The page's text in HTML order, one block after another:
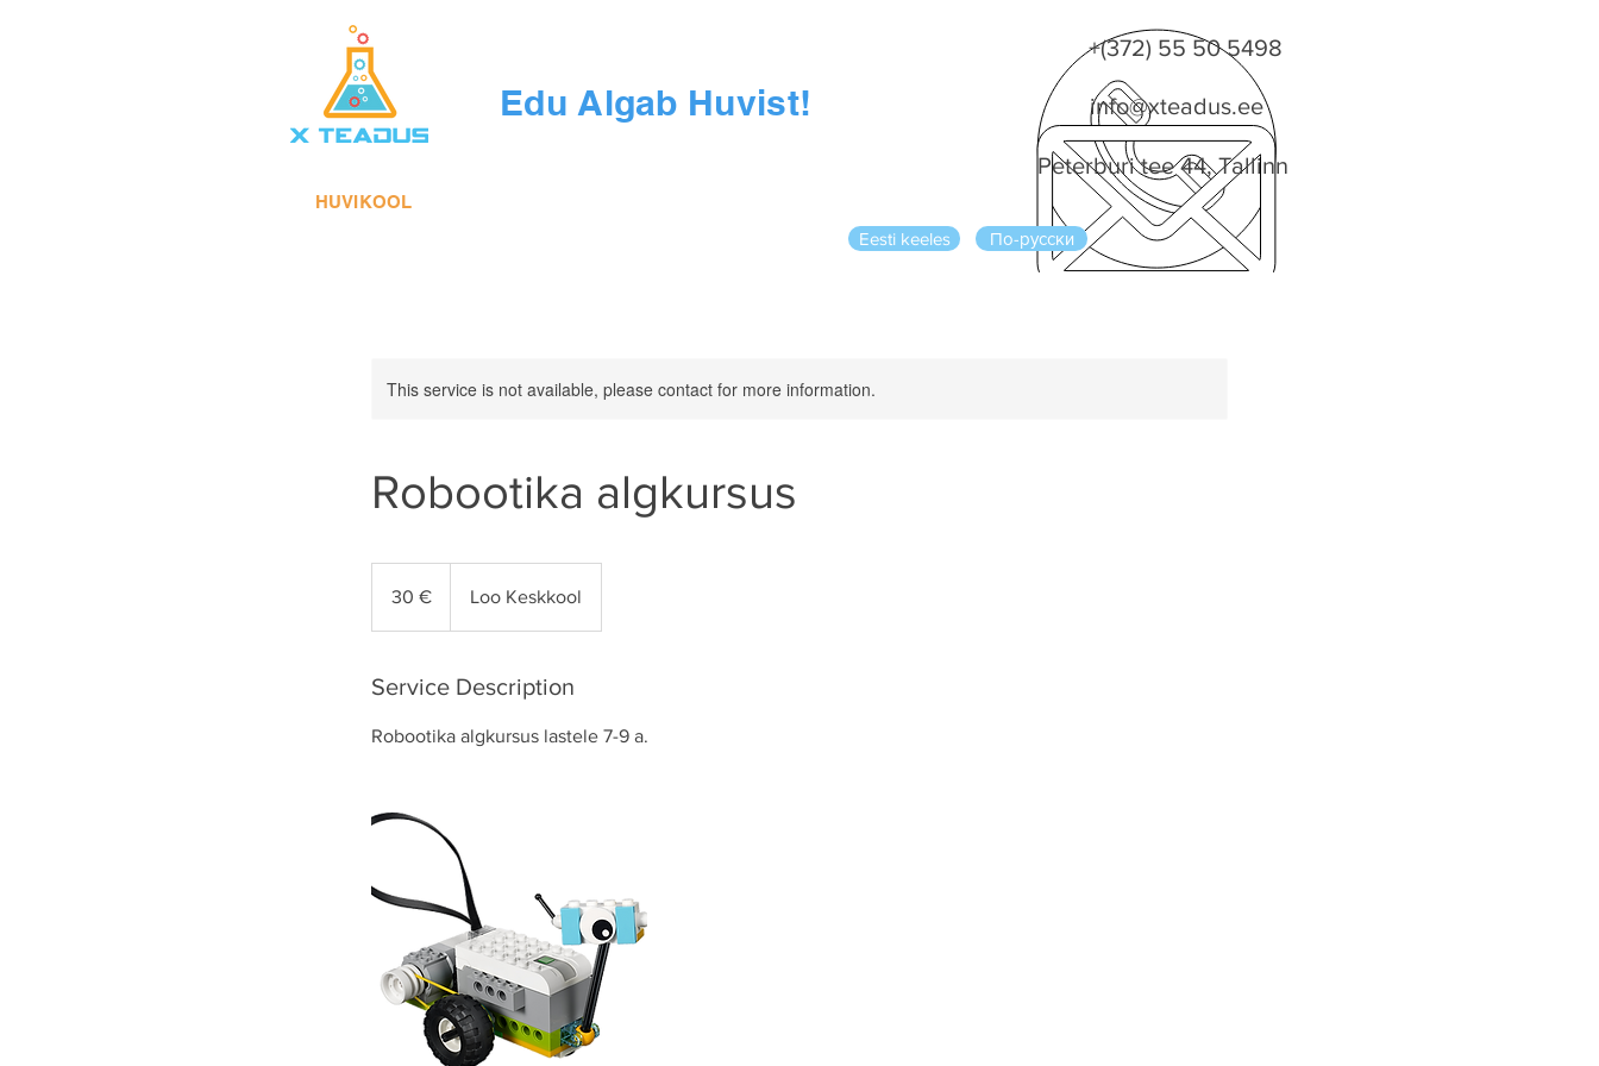
Edu Algab Huvist!
+(372) 55 50 5498
info@xteadus.ee
Peterburi tee 44, Tallinn
HUVIKOOL
Eesti keeles
По-русски
This service is not available, please contact for more information.
Robootika algkursus
30 € Loo Keskkool
Service Description
Robootika algkursus lastele 7-9 a.